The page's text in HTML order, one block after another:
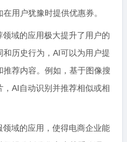
用户犹豫时提供优惠券。
域的应用极大提升了用户的
历史行为，AI可以为用户提
荐内容。例如，基于图像搜
AI自动识别并推荐相似或相
域的应用，使得电商企业能